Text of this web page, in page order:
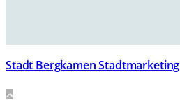
Stadt Bergkamen Stadtmarketing